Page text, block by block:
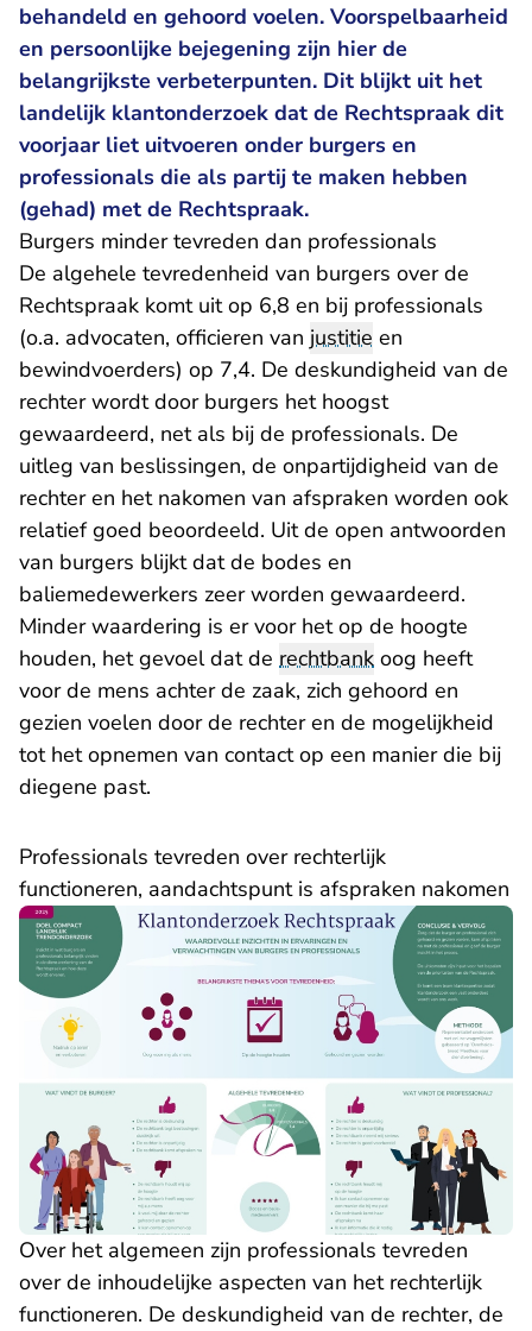
behandeld en gehoord voelen. Voorspelbaarheid
en persoonlijke bejegening zijn hier de
belangrijkste verbeterpunten. Dit blijkt uit het
landelijk klantonderzoek dat de Rechtspraak dit
voorjaar liet uitvoeren onder burgers en
professionals die als partij te maken hebben
(gehad) met de Rechtspraak.
Burgers minder tevreden dan professionals
De algehele tevredenheid van burgers over de
Rechtspraak komt uit op 6,8 en bij professionals
(o.a. advocaten, officieren van justitie en
bewindvoerders) op 7,4. De deskundigheid van de
rechter wordt door burgers het hoogst
gewaardeerd, net als bij de professionals. De
uitleg van beslissingen, de onpartijdigheid van de
rechter en het nakomen van afspraken worden ook
relatief goed beoordeeld. Uit de open antwoorden
van burgers blijkt dat de bodes en
baliemedewerkers zeer worden gewaardeerd.
Minder waardering is er voor het op de hoogte
houden, het gevoel dat de rechtbank oog heeft
voor de mens achter de zaak, zich gehoord en
gezien voelen door de rechter en de mogelijkheid
tot het opnemen van contact op een manier die bij
diegene past.
Professionals tevreden over rechterlijk
functioneren, aandachtspunt is afspraken nakomen
Over het algemeen zijn professionals tevreden
over de inhoudelijke aspecten van het rechterlijk
functioneren. De deskundigheid van de rechter, de